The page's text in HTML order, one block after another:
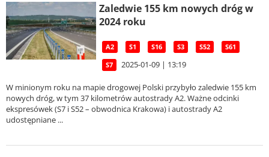
Zaledwie 155 km nowych dróg w
2024 roku
A2 S1 S16 S3 S52 S61
S7 2025-01-09 | 13:19
W minionym roku na mapie drogowej Polski przybyło zaledwie 155 km
nowych dróg, w tym 37 kilometrów autostrady A2. Ważne odcinki
ekspresówek (S7 i S52 – obwodnica Krakowa) i autostrady A2
udostępniane ...